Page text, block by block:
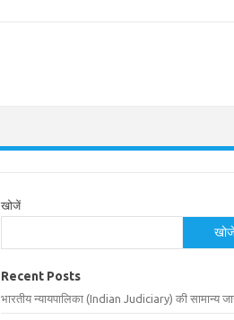
खोजें
Recent Posts
भारतीय न्यायपालिका (Indian Judiciary) की सामान्य